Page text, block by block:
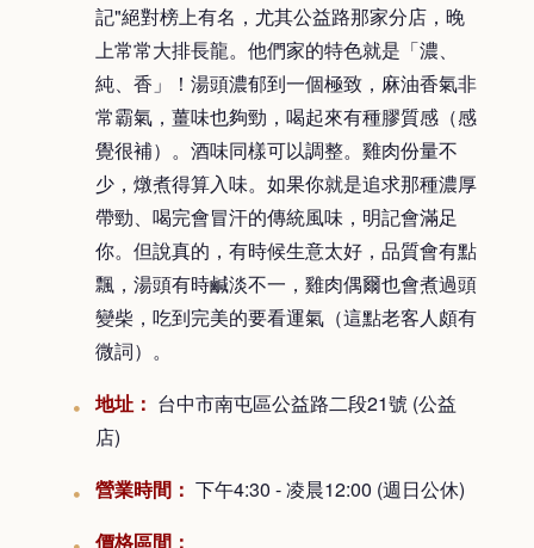
記"絕對榜上有名，尤其公益路那家分店，晚
上常常大排長龍。他們家的特色就是「濃、
純、香」！湯頭濃郁到一個極致，麻油香氣非
常霸氣，薑味也夠勁，喝起來有種膠質感（感
覺很補）。酒味同樣可以調整。雞肉份量不
少，燉煮得算入味。如果你就是追求那種濃厚
帶勁、喝完會冒汗的傳統風味，明記會滿足
你。但說真的，有時候生意太好，品質會有點
飄，湯頭有時鹹淡不一，雞肉偶爾也會煮過頭
變柴，吃到完美的要看運氣（這點老客人頗有
微詞）。
地址： 台中市南屯區公益路二段21號 (公益
店)
營業時間： 下午4:30 - 凌晨12:00 (週日公休)
價格區間：